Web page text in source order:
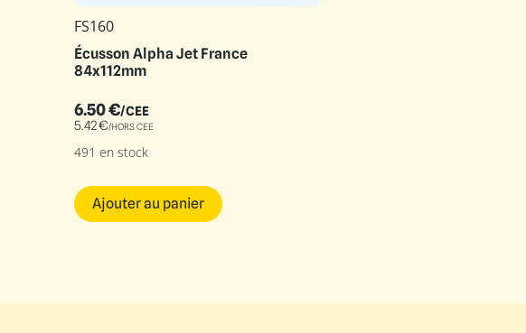
FS160
Écusson Alpha Jet France
84x112mm
6.50€/CEE
5.42€/HORS CEE
491 en stock
Ajouter au panier